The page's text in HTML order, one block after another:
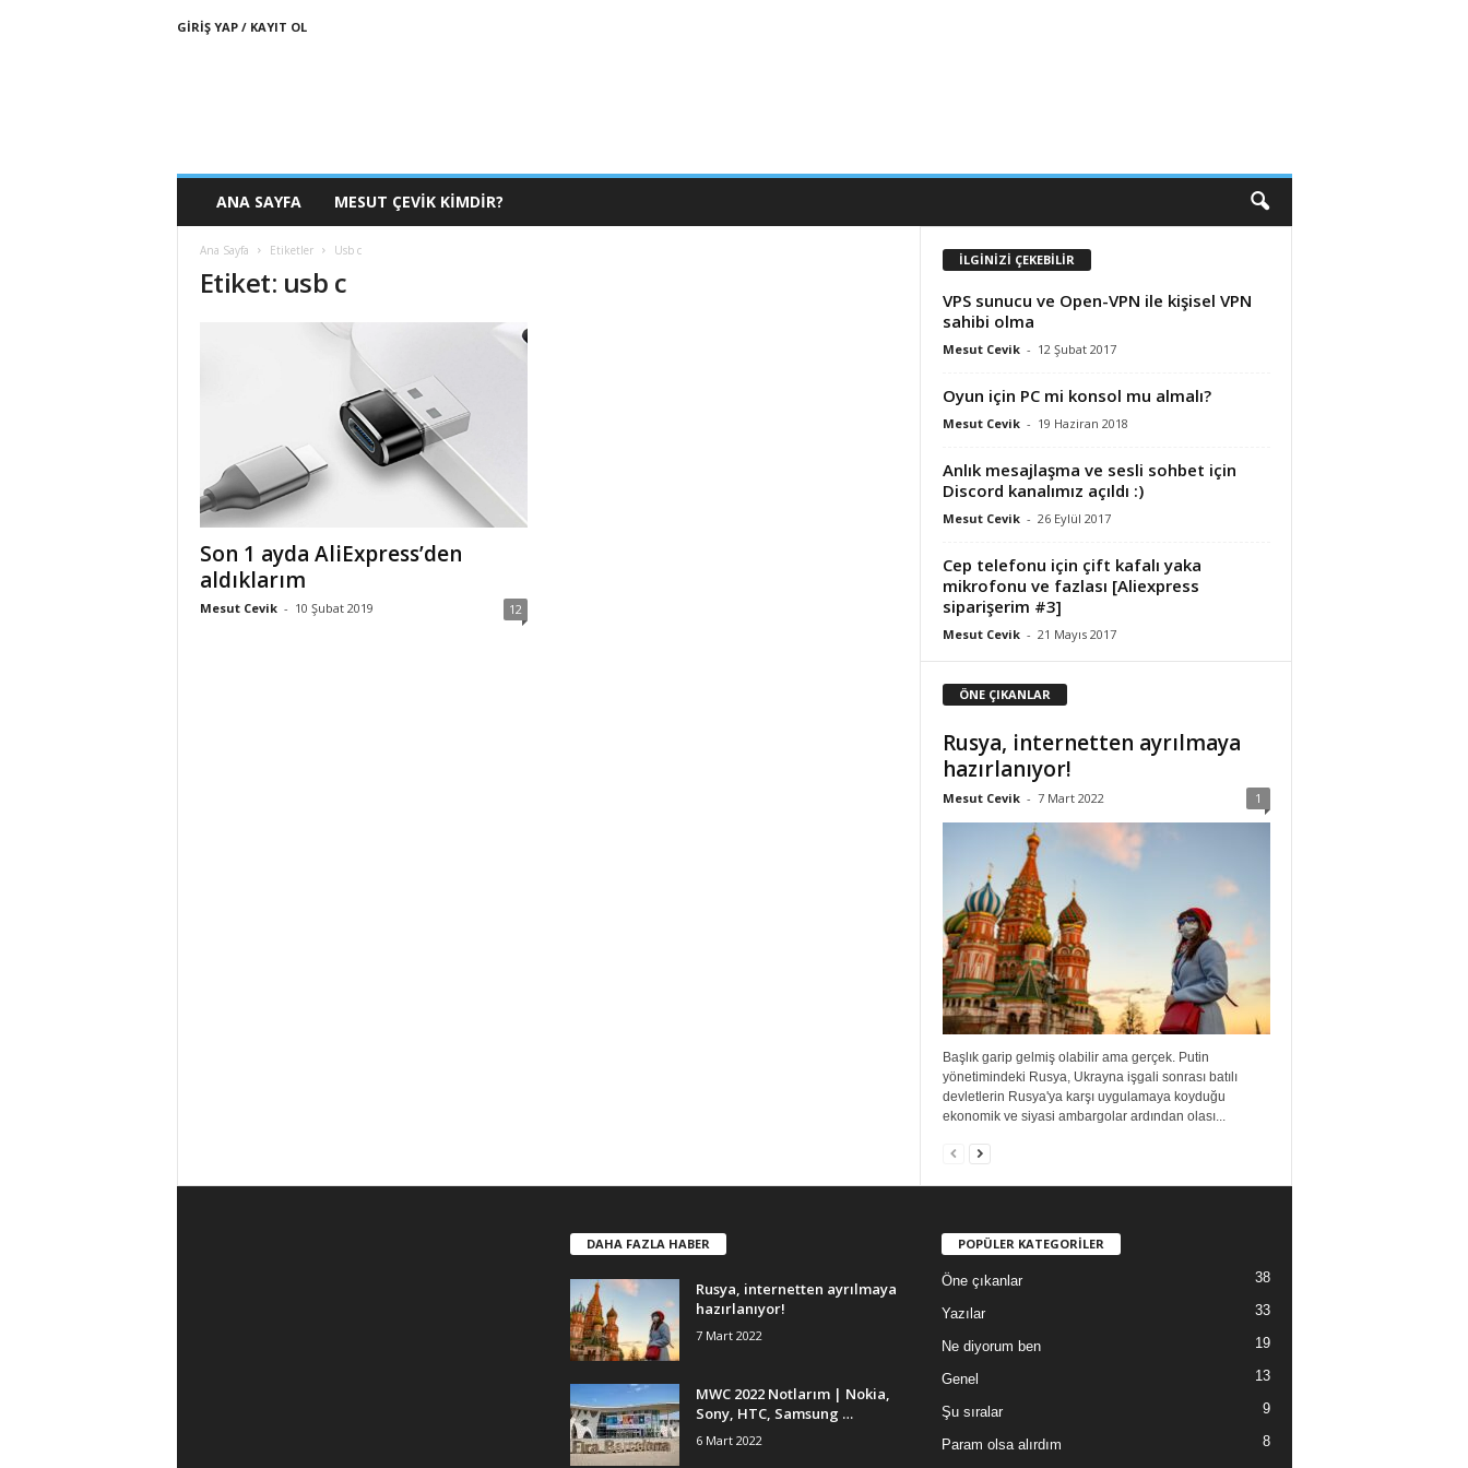
GIRIŞ YAP / KAYIT OL
ANA SAYFA MESUT ÇEVIK KIMDIR?
Ana Sayfa Etiketler Usb c
Etiket: usb c
Son 1 ayda AliExpress’den
aldıklarım
Mesut Cevik - 10 Şubat 2019 12
İLGİNİZİ ÇEKEBİLİR
VPS sunucu ve Open-VPN ile kişisel VPN
sahibi olma
Mesut Cevik - 12 Şubat 2017
Oyun için PC mi konsol mu almalı?
Mesut Cevik - 19 Haziran 2018
Anlık mesajlaşma ve sesli sohbet için
Discord kanalımız açıldı :)
Mesut Cevik - 26 Eylül 2017
Cep telefonu için çift kafalı yaka
mikrofonu ve fazlası [Aliexpress
siparişerim #3]
Mesut Cevik - 21 Mayıs 2017
ÖNE ÇIKANLAR
Rusya, internetten ayrılmaya
hazırlanıyor!
Mesut Cevik - 7 Mart 2022 1
Başlık garip gelmiş olabilir ama gerçek. Putin
yönetimindeki Rusya, Ukrayna işgali sonrası batılı
devletlerin Rusya'ya karşı uygulamaya koyduğu
ekonomik ve siyasi ambargolar ardından olası...
DAHA FAZLA HABER
Rusya, internetten ayrılmaya
hazırlanıyor!
7 Mart 2022
MWC 2022 Notlarım | Nokia,
Sony, HTC, Samsung …
6 Mart 2022
POPÜLER KATEGORİLER
Öne çıkanlar 38
Yazılar 33
Ne diyorum ben 19
Genel 13
Şu sıralar 9
Param olsa alırdım
8